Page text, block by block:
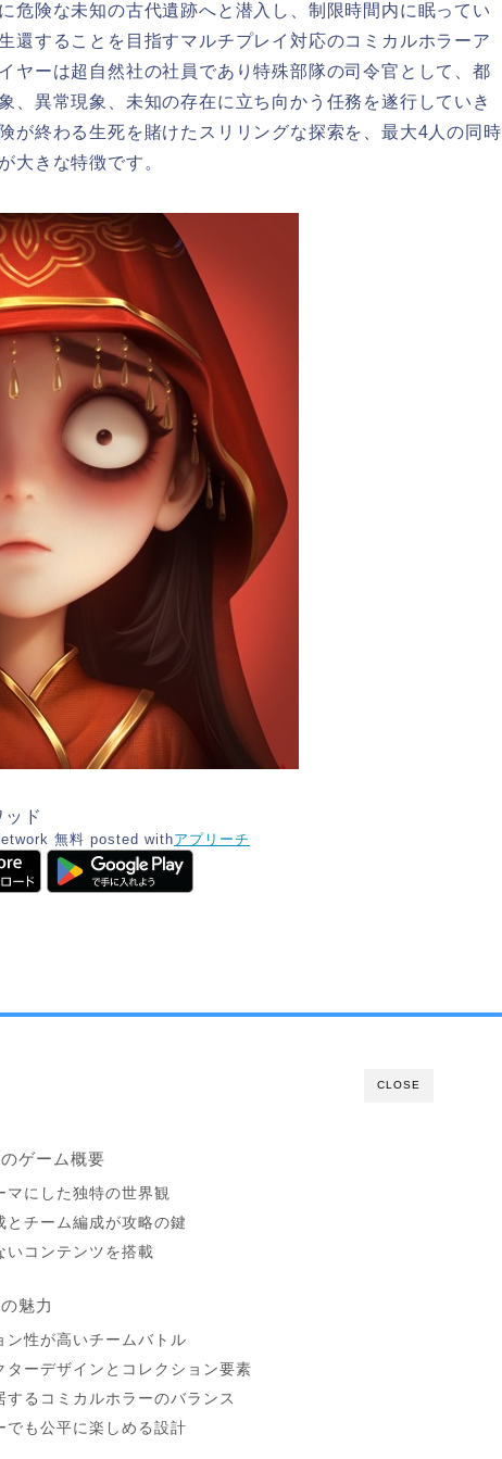
危険な未知の古代遺跡へと潜入し、制限時間内に眠ってい
還することを目指すマルチプレイ対応のコミカルホラーア
ヤーは超自然社の社員であり特殊部隊の司令官として、都
、異常現象、未知の存在に立ち向かう任務を遂行していき
が終わる生死を賭けたスリリングな探索を、最大4人の同時
大きな特徴です。
ド
無料 posted withアプリーチ
CLOSE
ゲーム概要
マにした独特の世界観
とチーム編成が攻略の鍵
いコンテンツを搭載
魅力
ン性が高いチームバトル
ターデザインとコレクション要素
するコミカルホラーのバランス
でも公平に楽しめる設計